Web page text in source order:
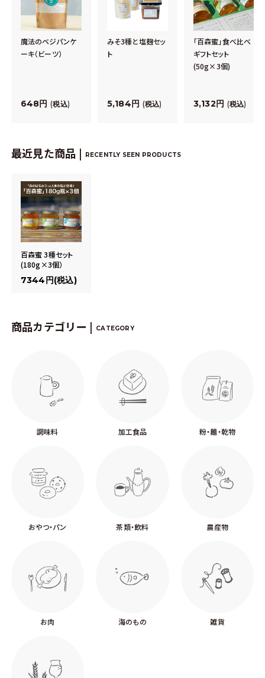
魔法のベジパンケ
ーキ（ビーツ）
648 税込
みそ3種と塩麹セッ
ト
5,184 税込
「百森蜜」食べ比べ
ギフトセット
(50g×3個)
3,132 税込
最近見た商品 | RECENTLY SEEN PRODUCTS
百森蜜 3種セット
(180g×3個）
7344円(税込)
商品カテゴリー | CATEGORY
調味料 加工食品 粉・麺・乾物
おやつ・パン 茶類・飲料 農産物
お肉 海のもの 雑貨